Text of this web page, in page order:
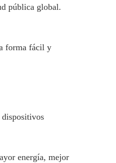
pública global.
forma fácil y
dispositivos
energía, mejor